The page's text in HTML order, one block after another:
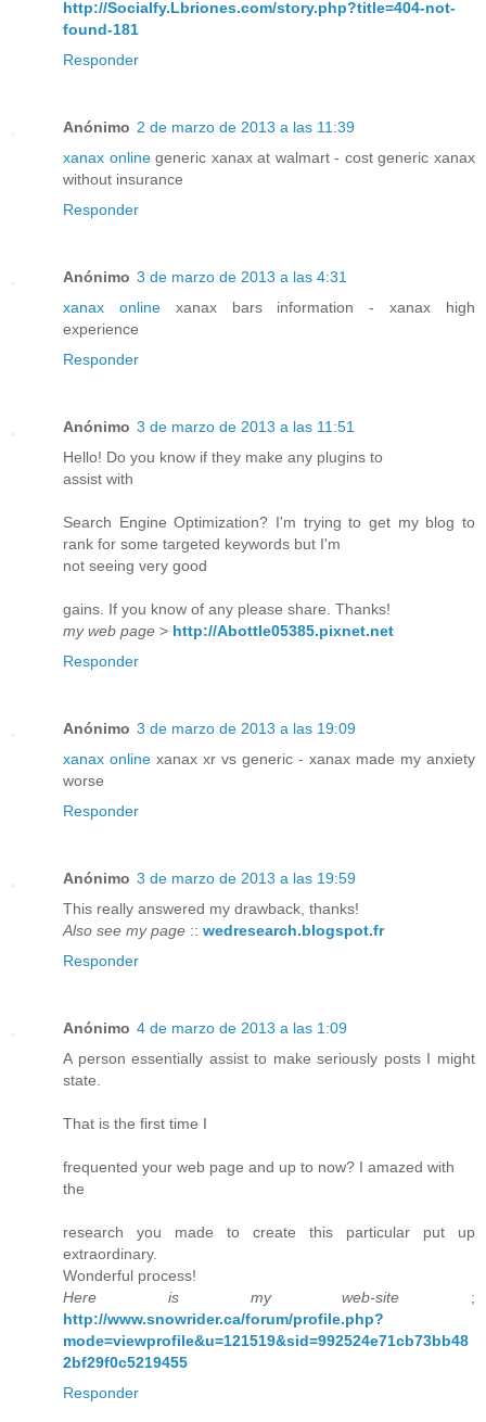
http://Socialfy.Lbriones.com/story.php?title=404-not-
found-181
Responder
Anónimo 2 de marzo de 2013 a las 11:39
xanax onlinegeneric xanax at walmart - cost generic xanax
without insurance
Responder
Anónimo 3 de marzo de 2013 a las 4:31
xanax onlinexanax bars information - xanax high
experience
Responder
Anónimo 3 de marzo de 2013 a las 11:51
Hello! Do you know if they make any plugins to
assist with
Search Engine Optimization? I'm trying to get my blog to
rank for some targeted keywords but I'm
not seeing very good
gains. If you know of any please share. Thanks!
my web page > http://Abottle05385.pixnet.net
Responder
Anónimo 3 de marzo de 2013 a las 19:09
xanax online xanax xr vs generic - xanax made my anxiety
worse
Responder
Anónimo 3 de marzo de 2013 a las 19:59
This really answered my drawback, thanks!
Also see my page :: wedresearch.blogspot.fr
Responder
Anónimo 4 de marzo de 2013 a las 1:09
A person essentially assist to make seriously posts I might
state.
That is the first time I
frequented your web page and up to now? I amazed with
the
research you made to create this particular put up
extraordinary.
Wonderful process!
Here is my web-site ;
http://www.snowrider.ca/forum/profile.php?
mode=viewprofile&u=121519&sid=992524e71cb73bb48
2bf29f0c5219455
Responder